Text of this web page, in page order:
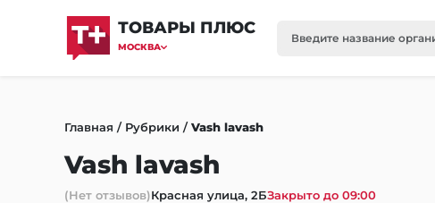
ТОВАРЫ ПЛЮС
МОСКВА
Главная / Рубрики /Vash lavash
Vash lavash
(Нет отзывов)Красная улица, 2БЗакрыто до 09:00